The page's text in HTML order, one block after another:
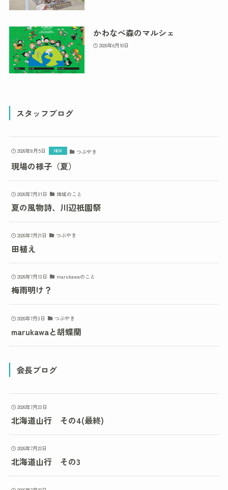
かわなべ森のマルシェ
2026年6月10日
スタッフブログ
2026年8月5日 つぶやき
現場の様子（夏）
2026年7月31日 地域のこと
夏の風物詩、川辺祇園祭
2026年7月21日 つぶやき
田植え
2026年7月13日 marukawaのこと
梅雨明け？
2026年7月3日 つぶやき
marukawaと胡蝶蘭
会長ブログ
2026年7月23日
北海道山行 その4(最終)
2026年7月22日
北海道山行 その3